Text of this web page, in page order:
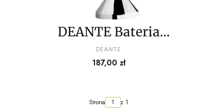
DEANTE Bateria
pisuarowa czasowa
PRODUCENT
DEANTE
Cena
187,00 zł
Strona z 1